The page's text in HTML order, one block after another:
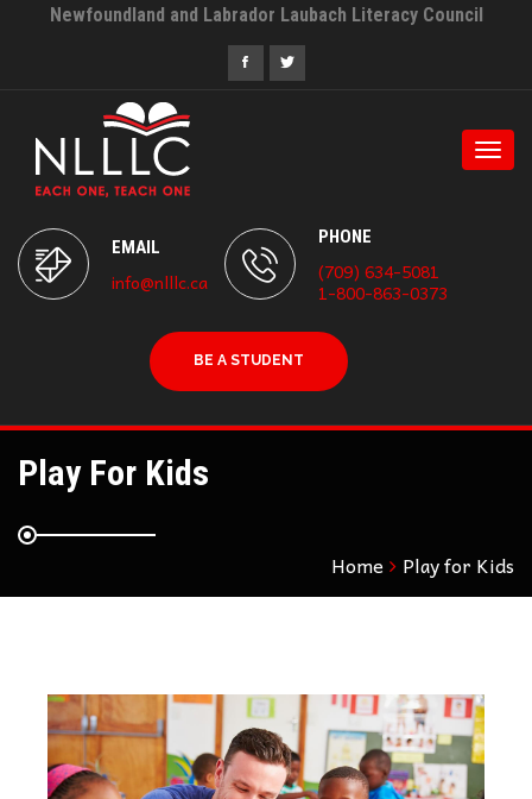
Newfoundland and Labrador Laubach Literacy Council
EMAIL
info@nlllc.ca
PHONE
(709) 634-5081
1-800-863-0373
BE A STUDENT
Play For Kids
Home Play for Kids